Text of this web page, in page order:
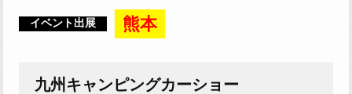
イベント出展 熊本
九州キャンピングカーショー